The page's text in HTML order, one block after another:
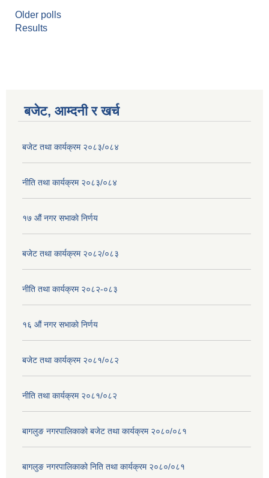
Older polls
Results
बजेट, आम्दनी र खर्च
बजेट तथा कार्यक्रम २०८३/०८४
नीति तथा कार्यक्रम २०८३/०८४
१७ ‌‍औं नगर सभाकाे निर्णय
बजेट तथा कार्यक्रम २०८२/०८३
नीति तथा कार्यक्रम २०८२-०८३
१६ ‌औं नगर सभाकाे निर्णय
बजेट तथा कार्यक्रम २०८१/०८२
नीति तथा कार्यक्रम २०८१/०८२
बागलुङ नगरपालिकाको बजेट तथा कार्यक्रम २०८०/०८१
बागलुङ नगरपालिकाको निति तथा कार्यक्रम २०८०/०८१